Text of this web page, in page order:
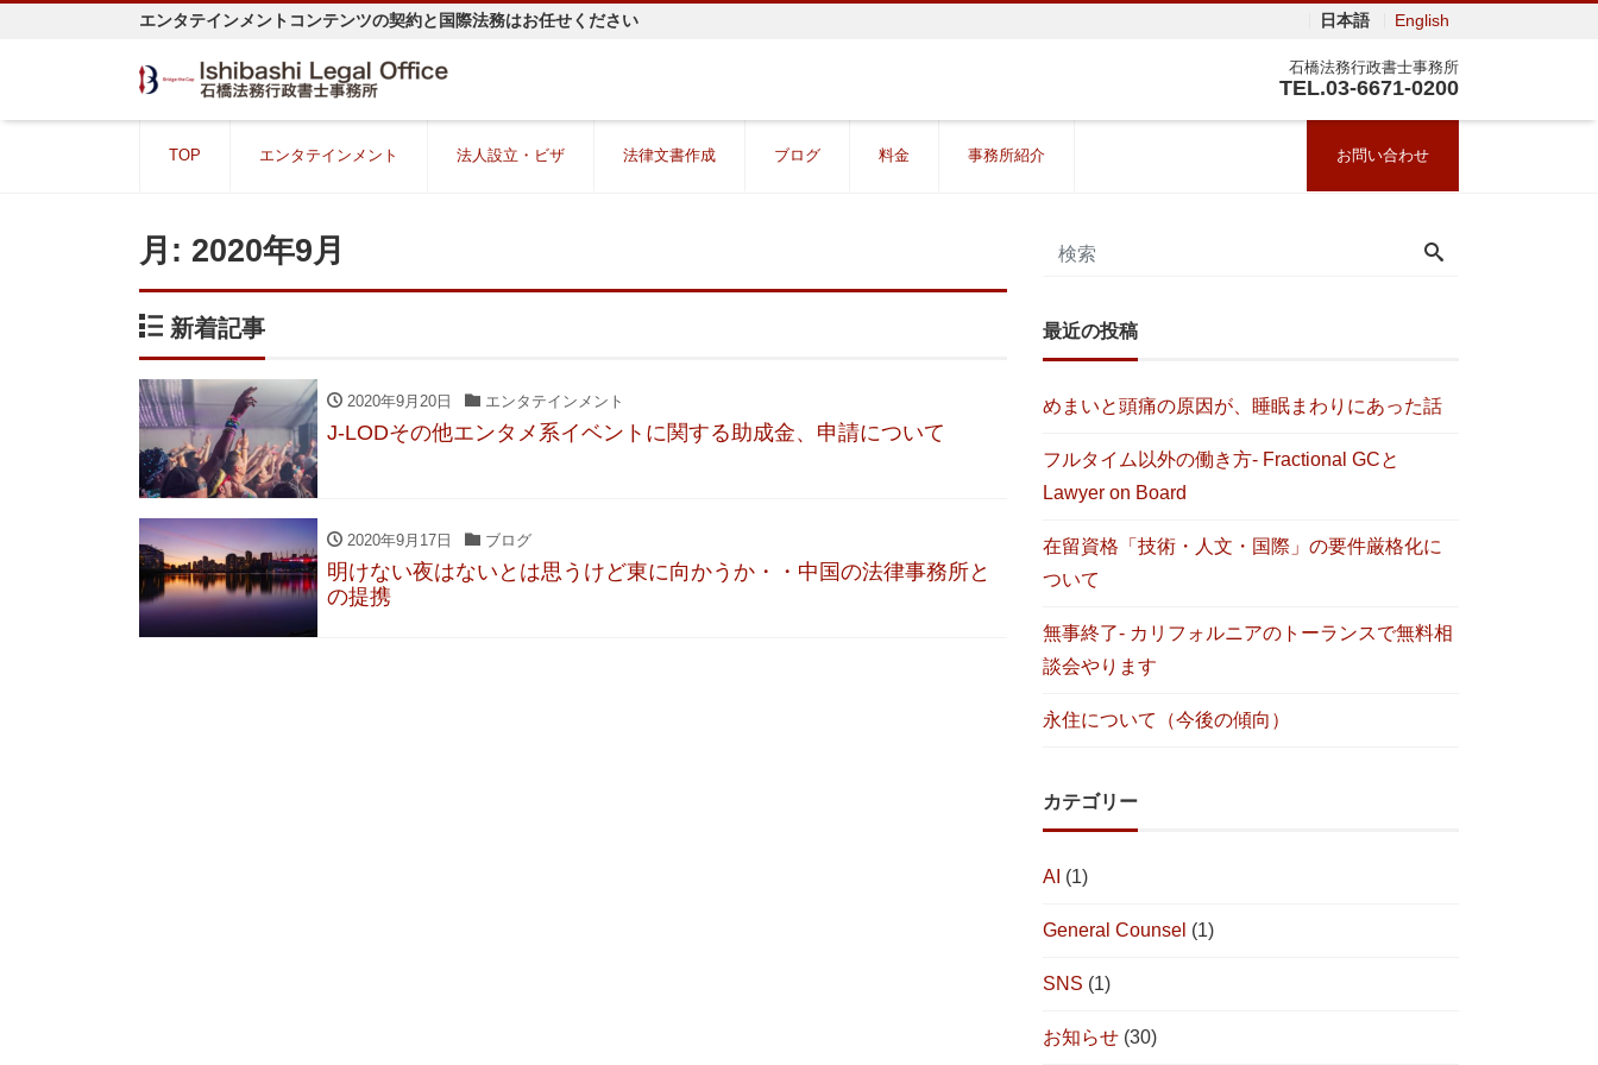
日本語 English
エンタテインメントコンテンツの契約と国際法務はお任せください
石橋法務行政書士事務所
TEL.03-6671-0200
TOP エンタテインメント 法人設立・ビザ 法律文書作成 ブログ 料金 事務所紹介 お問い合わせ
月: 2020年9月
新着記事
2020年9月20日 エンタテインメント
J-LODその他エンタメ系イベントに関する助成金、申請について
2020年9月17日 ブログ
明けない夜はないとは思うけど東に向かうか・・中国の法律事務所と
の提携
最近の投稿
めまいと頭痛の原因が、睡眠まわりにあった話
フルタイム以外の働き方- Fractional GCと
Lawyer on Board
在留資格「技術・人文・国際」の要件厳格化に
ついて
無事終了- カリフォルニアのトーランスで無料相
談会やります
永住について（今後の傾向）
カテゴリー
AI (1)
General Counsel (1)
SNS (1)
お知らせ (30)